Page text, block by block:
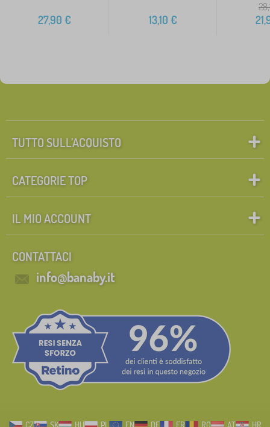
27,90 € 13,10 €
TUTTO SULL’ACQUISTO
CATEGORIE TOP
IL MIO ACCOUNT
CONTATTACI
info@banaby.it